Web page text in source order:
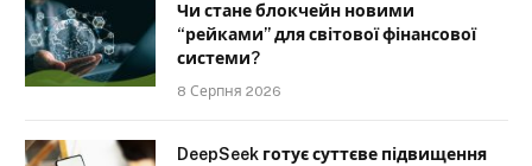
Чи стане блокчейн новими
“рейками” для світової фінансової
системи?
8 Серпня 2026
DeepSeek готує суттєве підвищення